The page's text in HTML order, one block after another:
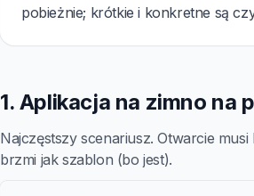
pobieżnie; krótkie i konkretne są
1. Aplikacja na zimno na
Najczęstszy scenariusz. Otwarcie
brzmi jak szablon (bo jest).